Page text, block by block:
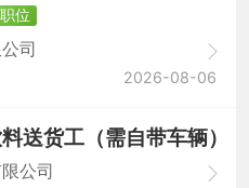
位
司
2026-08-06
送货工（需自带车辆）
公司